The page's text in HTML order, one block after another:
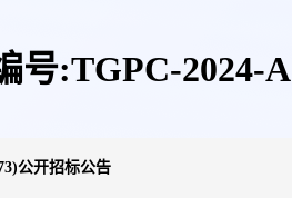
:TGPC-2024-
公开招标公告